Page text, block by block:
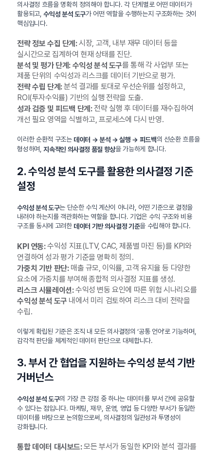
의사결정 흐름을 명확히 정의해야 합니다. 각 단계별로 어떤 데이터가
활용되고,수익성 분석 도구가 어떤 역할을 수행하는지 구조화하는 것이
핵심입니다.
전략 정보 수집 단계:시장, 고객, 내부 재무 데이터 등을
실시간으로 집계하여 현재 상태를 진단.
분석 및 평가 단계: 수익성 분석 도구를 통해 각 사업부 또는
제품 단위의 수익성과 리스크를 데이터 기반으로 평가.
전략 수립 단계:분석 결과를 토대로 우선순위를 설정하고,
ROI(투자수익률) 기반의 실행 전략을 도출.
성과 검증 및 피드백 단계:전략 실행 후 데이터를 재수집하여
개선 필요 영역을 식별하고, 프로세스에 다시 반영.
이러한 순환적 구조는 데이터 → 분석 → 실행 → 피드백의 선순환 흐름을
형성하며,지속적인 의사결정 품질 향상을 가능하게 합니다.
2. 수익성 분석 도구를 활용한 의사결정 기준
설정
수익성 분석 도구는 단순한 수익 계산이 아니라, 어떤 기준으로 결정을
내려야 하는지를 객관화하는 역할을 합니다. 기업은 수익 구조와 비용
구조를 동시에 고려한 데이터 기반 의사결정 기준을 수립해야 합니다.
KPI 연동:수익성 지표(LTV, CAC, 제품별 마진 등)를 KPI와
연결하여 성과 평가 기준을 명확히 정의.
가중치 기반 판단:매출 규모, 이익률, 고객 유지율 등 다양한
요소에 가중치를 부여해 종합적 의사결정 지표를 생성.
리스크 시뮬레이션:수익성 변동 요인에 따른 위험 시나리오를
수익성 분석 도구 내에서 미리 검토하여 리스크 대비 전략을
수립.
이렇게 확립된 기준은 조직 내 모든 의사결정의 ‘공통 언어’로 기능하며,
감각적 판단을 체계적인 데이터 판단으로 대체합니다.
3. 부서 간 협업을 지원하는 수익성 분석 기반
거버넌스
수익성 분석 도구의 가장 큰 강점 중 하나는 데이터를 부서 간에 공유할
수 있다는 점입니다. 마케팅, 재무, 운영, 영업 등 다양한 부서가 동일한
데이터를 바탕으로 논의함으로써, 의사결정의 일관성과 투명성이
강화됩니다.
통합 데이터 대시보드:모든 부서가 동일한 KPI와 분석 결과를